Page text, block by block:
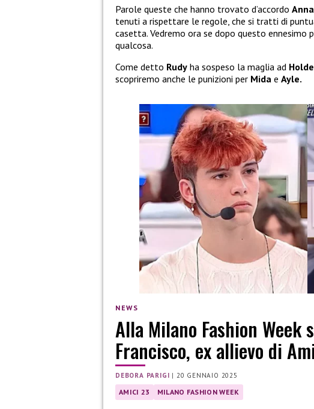
Parole queste che hanno trovato d’accordo
tenuti a rispettare le regole, che si tratti di
casetta. Vedremo ora se dopo questo ennesimo
qualcosa.
Come detto Rudy ha sospeso la maglia ad
scopriremo anche le punizioni per Mida e Ayle.
NEWS
Alla Milano Fashion Week
Francisco, ex allievo di
DEBORA PARIGI | 20 GENNAIO 2025
AMICI 23 MILANO FASHION WEEK